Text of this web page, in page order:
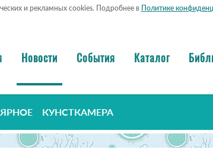
и рекламных cookies. Подробнее в Политике
Новости События Каталог
КУНСТКАМЕРА